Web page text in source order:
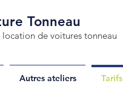
Tonneau
location de voitures tonneau
Autres ateliers Tarifs